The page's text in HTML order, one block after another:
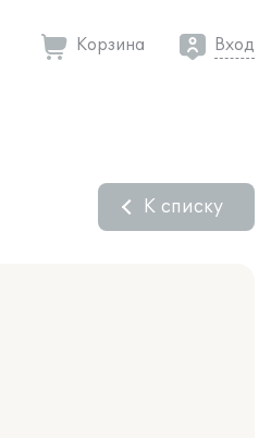
Корзина Вход
К списку